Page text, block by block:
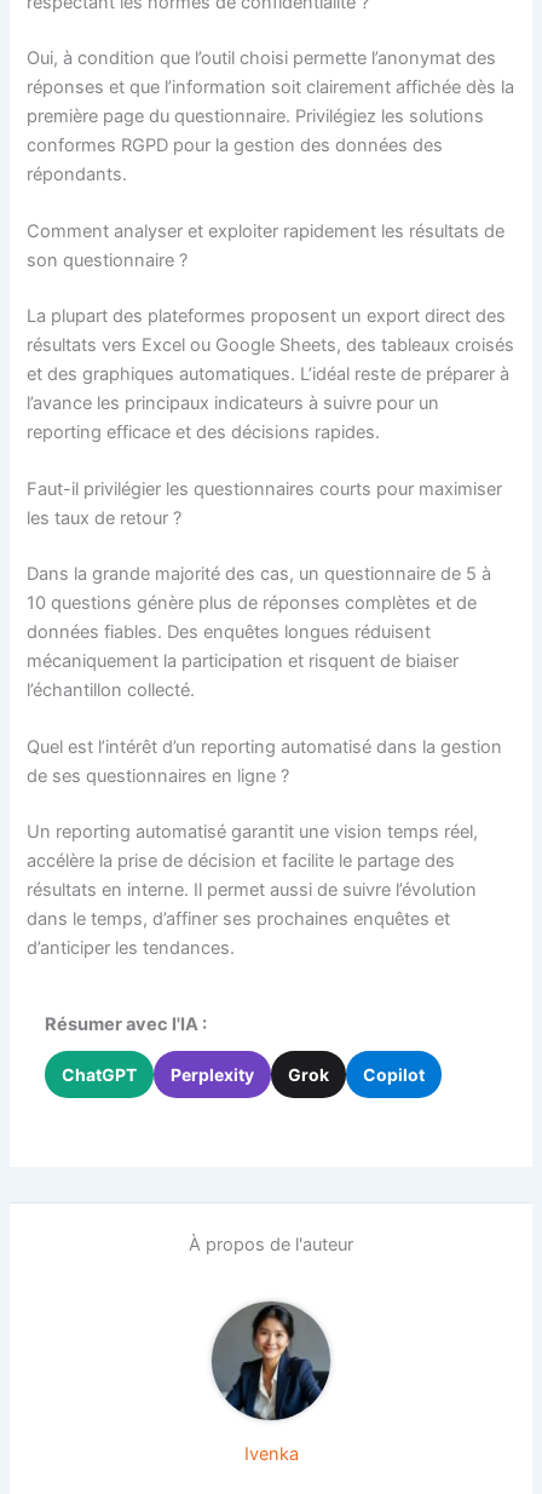
Oui, à condition que l’outil choisi permette l’anonymat des
réponses et que l’information soit clairement affichée dès la
première page du questionnaire. Privilégiez les solutions
conformes RGPD pour la gestion des données des
répondants.
Comment analyser et exploiter rapidement les résultats de
son questionnaire ?
La plupart des plateformes proposent un export direct des
résultats vers Excel ou Google Sheets, des tableaux croisés
et des graphiques automatiques. L’idéal reste de préparer à
l’avance les principaux indicateurs à suivre pour un
reporting efficace et des décisions rapides.
Faut-il privilégier les questionnaires courts pour maximiser
les taux de retour ?
Dans la grande majorité des cas, un questionnaire de 5 à
10 questions génère plus de réponses complètes et de
données fiables. Des enquêtes longues réduisent
mécaniquement la participation et risquent de biaiser
l’échantillon collecté.
Quel est l’intérêt d’un reporting automatisé dans la gestion
de ses questionnaires en ligne ?
Un reporting automatisé garantit une vision temps réel,
accélère la prise de décision et facilite le partage des
résultats en interne. Il permet aussi de suivre l’évolution
dans le temps, d’affiner ses prochaines enquêtes et
d’anticiper les tendances.
Résumer avec l'IA :
ChatGPT Perplexity Grok Copilot
À propos de l'auteur
Ivenka